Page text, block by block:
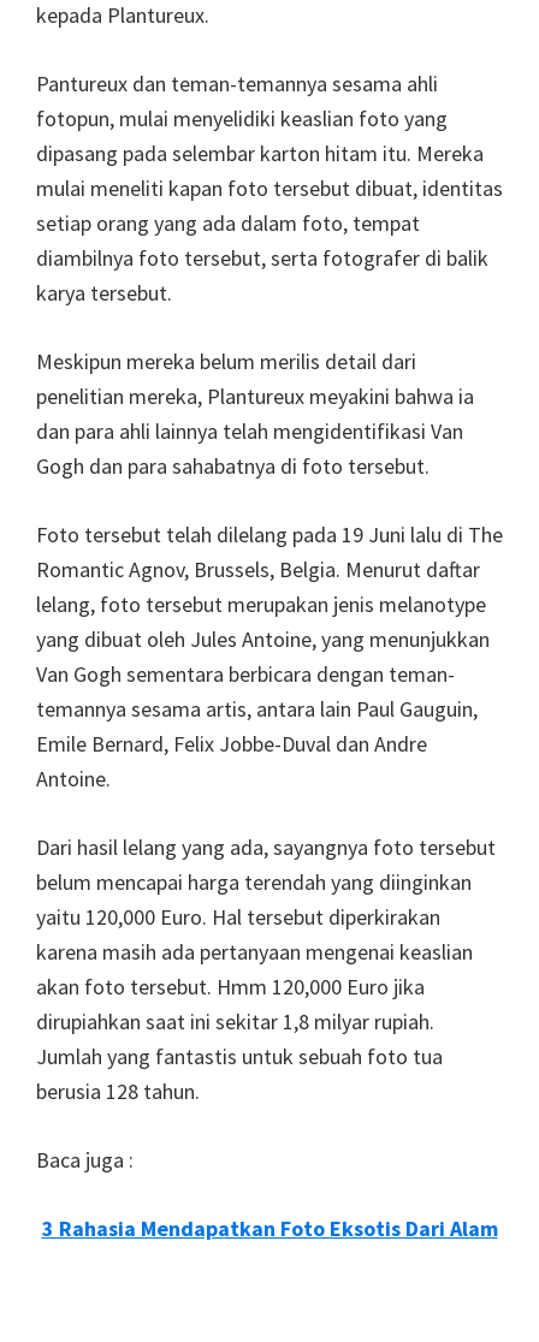
kepada Plantureux.
Pantureux dan teman-temannya sesama ahli
fotopun, mulai menyelidiki keaslian foto yang
dipasang pada selembar karton hitam itu. Mereka
mulai meneliti kapan foto tersebut dibuat, identitas
setiap orang yang ada dalam foto, tempat
diambilnya foto tersebut, serta fotografer di balik
karya tersebut.
Meskipun mereka belum merilis detail dari
penelitian mereka, Plantureux meyakini bahwa ia
dan para ahli lainnya telah mengidentifikasi Van
Gogh dan para sahabatnya di foto tersebut.
Foto tersebut telah dilelang pada 19 Juni lalu di The
Romantic Agnov, Brussels, Belgia. Menurut daftar
lelang, foto tersebut merupakan jenis melanotype
yang dibuat oleh Jules Antoine, yang menunjukkan
Van Gogh sementara berbicara dengan teman-
temannya sesama artis, antara lain Paul Gauguin,
Emile Bernard, Felix Jobbe-Duval dan Andre
Antoine.
Dari hasil lelang yang ada, sayangnya foto tersebut
belum mencapai harga terendah yang diinginkan
yaitu 120,000 Euro. Hal tersebut diperkirakan
karena masih ada pertanyaan mengenai keaslian
akan foto tersebut. Hmm 120,000 Euro jika
dirupiahkan saat ini sekitar 1,8 milyar rupiah.
Jumlah yang fantastis untuk sebuah foto tua
berusia 128 tahun.
Baca juga :
3 Rahasia Mendapatkan Foto Eksotis Dari Alam